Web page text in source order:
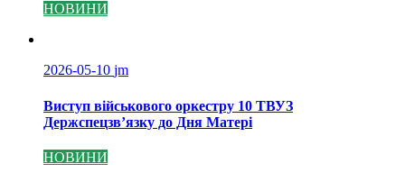
НОВИНИ
2026-05-10 jm
Виступ військового оркестру 10 ТВУЗ
Держспецзв’язку до Дня Матері
НОВИНИ